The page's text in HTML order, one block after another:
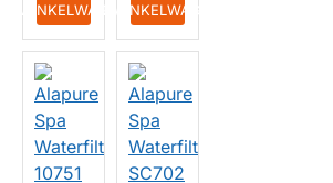
IN WINKELWAGENIN WINKELWAGEN